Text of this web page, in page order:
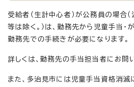
受給者（生計中心者）が公務員の場合
等は除く。）は、勤務先から児童手当・
勤務先での手続きが必要になります。
詳しくは、勤務先の手当担当者にお問
また、多治見市には児童手当資格消滅